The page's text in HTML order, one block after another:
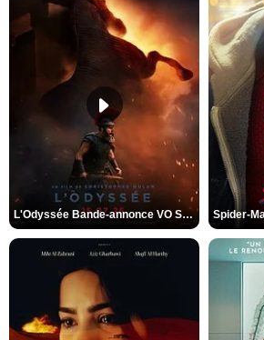
L'Odyssée Bande-annonce VO STFR